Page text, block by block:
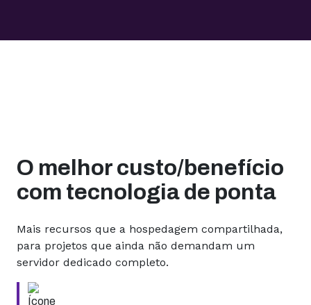
O melhor custo/benefício
com tecnologia de ponta
Mais recursos que a hospedagem compartilhada,
para projetos que ainda não demandam um
servidor dedicado completo.